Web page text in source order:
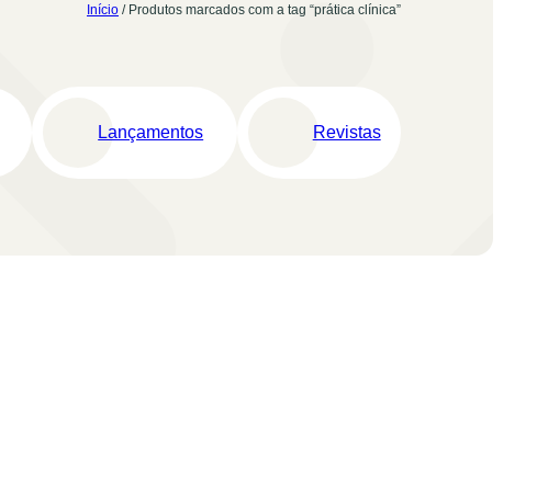
Início / Produtos marcados com a tag “prática clínica”
Lançamentos Revistas